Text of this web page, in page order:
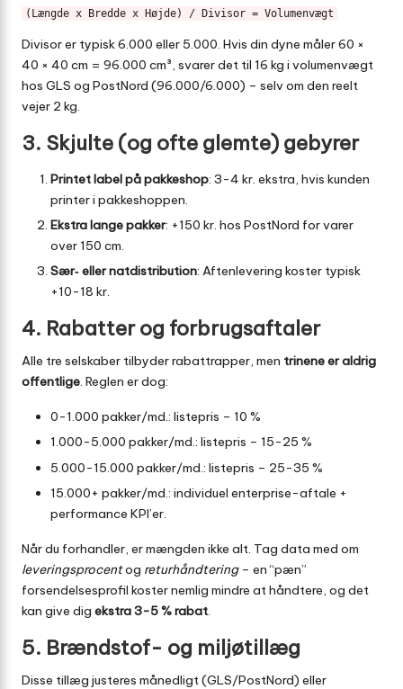
(Længde x Bredde x Højde) / Divisor = Volumenvægt
Divisor er typisk 6.000 eller 5.000. Hvis din dyne måler 60 ×
40 × 40 cm = 96.000 cm³, svarer det til 16 kg i volumenvægt
hos GLS og PostNord (96.000/6.000) – selv om den reelt
vejer 2 kg.
3. Skjulte (og ofte glemte) gebyrer
Printet label på pakkeshop: 3-4 kr. ekstra, hvis kunden
printer i pakkeshoppen.
Ekstra lange pakker: +150 kr. hos PostNord for varer
over 150 cm.
Sær‐ eller natdistribution: Aftenlevering koster typisk
+10-18 kr.
4. Rabatter og forbrugsaftaler
Alle tre selskaber tilbyder rabattrapper, men trinene er aldrig
offentlige. Reglen er dog:
0-1.000 pakker/md.: listepris – 10 %
1.000-5.000 pakker/md.: listepris – 15-25 %
5.000-15.000 pakker/md.: listepris – 25-35 %
15.000+ pakker/md.: individuel enterprise-aftale +
performance KPI’er.
Når du forhandler, er mængden ikke alt. Tag data med om
leveringsprocentog returhåndtering– en “pæn”
forsendelsesprofil koster nemlig mindre at håndtere, og det
kan give dig ekstra 3-5 % rabat.
5. Brændstof- og miljøtillæg
Disse tillæg justeres månedligt (GLS/PostNord) eller